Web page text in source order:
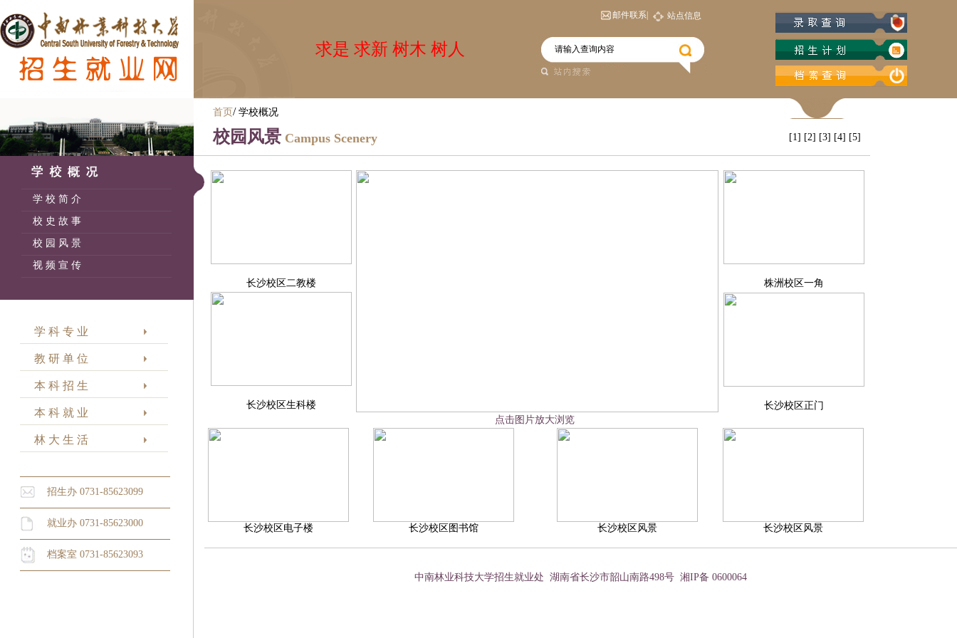
学 校 简 介
校 史 故 事
校 园 风 景
视 频 宣 传
学 科 专 业
教 研 单 位
本 科 招 生
本 科 就 业
林 大 生 活
招生办 0731-85623099
就业办 0731-85623000
档案室 0731-85623093
求是 求新 树木 树人
邮件联系| 站点信息
首页 / 学校概况
校园风景 Campus Scenery [1] [2] [3] [4] [5]
长沙校区二教楼
长沙校区生科楼
株洲校区一角
长沙校区正门
点击图片放大浏览
长沙校区电子楼 长沙校区图书馆 长沙校区风景 长沙校区风景
中南林业科技大学招生就业处 湖南省长沙市韶山南路498号 湘IP备 0600064